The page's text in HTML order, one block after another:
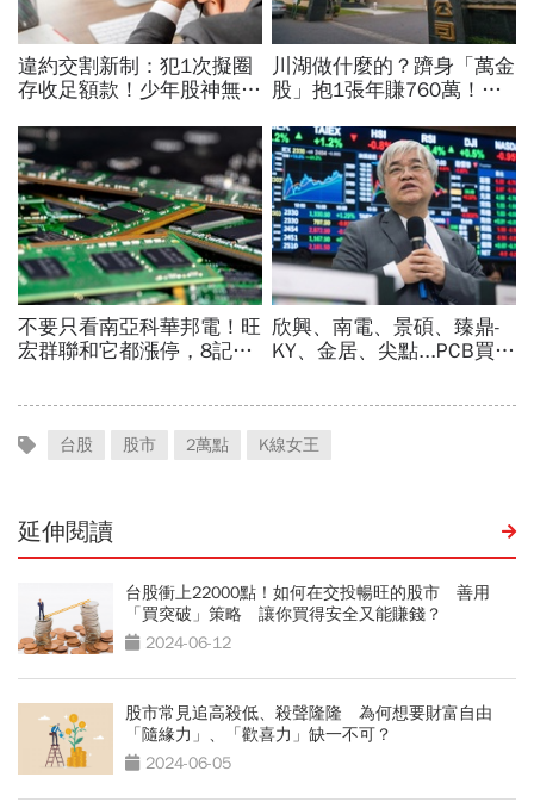
台股 股市 2萬點 K線女王
延伸閱讀
台股衝上22000點！如何在交投暢旺的股市 善用
「買突破」策略 讓你買得安全又能賺錢？
2024-06-12
股市常見追高殺低、殺聲隆隆 為何想要財富自由
「隨緣力」、「歡喜力」缺一不可？
2024-06-05